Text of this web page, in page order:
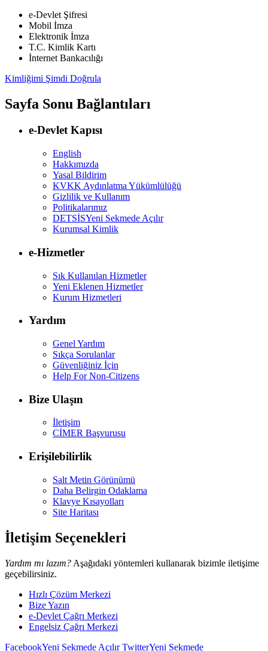
e-Devlet Şifresi
Mobil İmza
Elektronik İmza
T.C. Kimlik Kartı
İnternet Bankacılığı
Kimliğimi Şimdi Doğrula
Sayfa Sonu Bağlantıları
e-Devlet Kapısı
English
Hakkımızda
Yasal Bildirim
KVKK Aydınlatma Yükümlülüğü
Gizlilik ve Kullanım
Politikalarımız
DETSİSYeni Sekmede Açılır
Kurumsal Kimlik
e-Hizmetler
Sık Kullanılan Hizmetler
Yeni Eklenen Hizmetler
Kurum Hizmetleri
Yardım
Genel Yardım
Sıkça Sorulanlar
Güvenliğiniz İçin
Help For Non-Citizens
Bize Ulaşın
İletişim
CİMER Başvurusu
Erişilebilirlik
Salt Metin Görünümü
Daha Belirgin Odaklama
Klavye Kısayolları
Site Haritası
İletişim Seçenekleri
Yardım mı lazım? Aşağıdaki yöntemleri kullanarak bizimle iletişime
geçebilirsiniz.
Hızlı Çözüm Merkezi
Bize Yazın
e-Devlet Çağrı Merkezi
Engelsiz Çağrı Merkezi
FacebookYeni Sekmede AçılırTwitterYeni Sekmede